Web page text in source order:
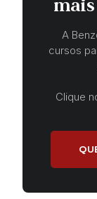
A
cursos
Clique